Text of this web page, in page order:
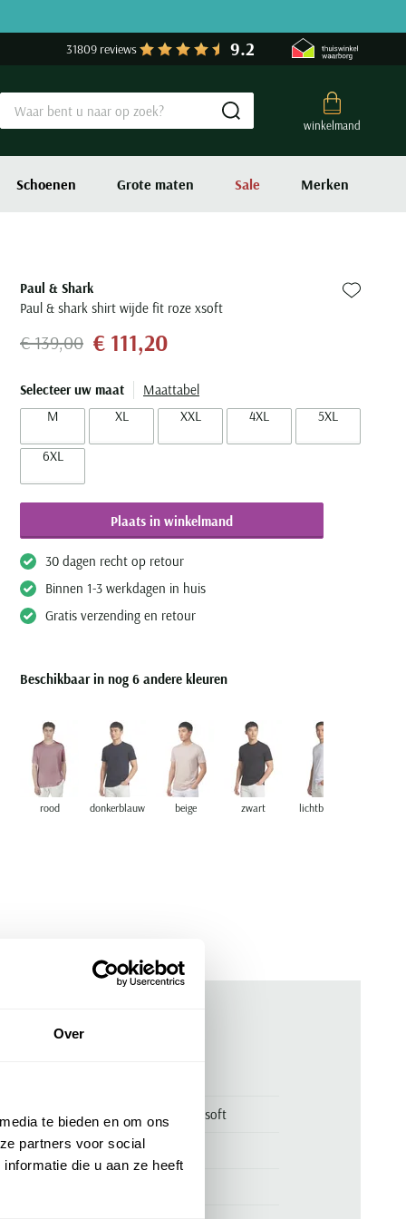
Over
te bieden en om ons
partners voor social
die u aan ze heeft
31809 reviews 9.2
winkelmand
Submit search
Schoenen Grote maten Sale Merken
Paul & Shark
Paul & shark shirt wijde fit roze xsoft
Zet bij
€ 139,00 € 111,20
Selecteer uw maat
Maattabel
M
XL XXL 4XL 5XL
6XL
Plaats in winkelmand
30 dagen recht op retour
Binnen 1-3 werkdagen in huis
Gratis verzending en retour
Beschikbaar in nog 6 andere kleuren
rood donkerblauw beige zwart lichtblauw
Paul & shark shirt wijde fit roze xsoft
Paul & Shark